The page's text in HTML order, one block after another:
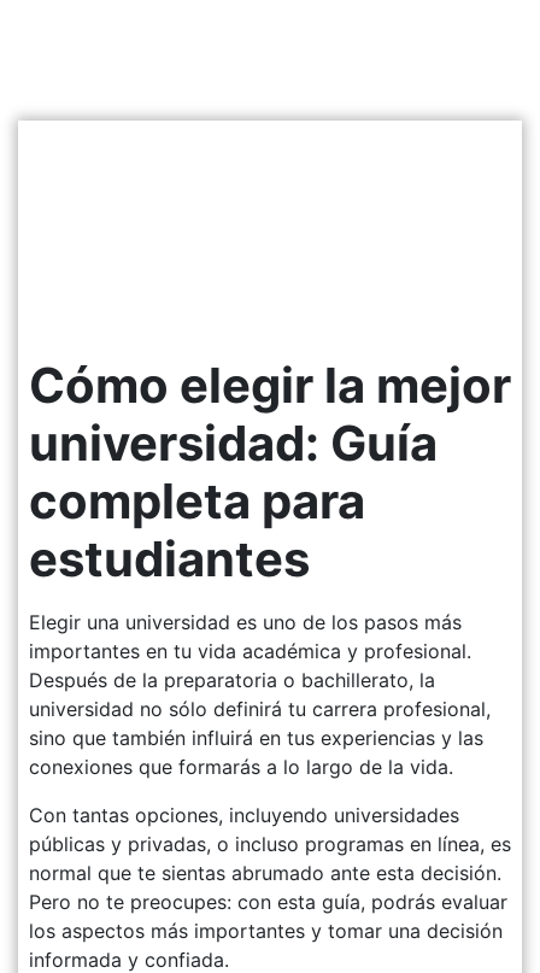
Cómo elegir la mejor
universidad: Guía
completa para
estudiantes
Elegir una universidad es uno de los pasos más
importantes en tu vida académica y profesional.
Después de la preparatoria o bachillerato, la
universidad no sólo definirá tu carrera profesional,
sino que también influirá en tus experiencias y las
conexiones que formarás a lo largo de la vida.
Con tantas opciones, incluyendo universidades
públicas y privadas, o incluso programas en línea, es
normal que te sientas abrumado ante esta decisión.
Pero no te preocupes: con esta guía, podrás evaluar
los aspectos más importantes y tomar una decisión
informada y confiada.